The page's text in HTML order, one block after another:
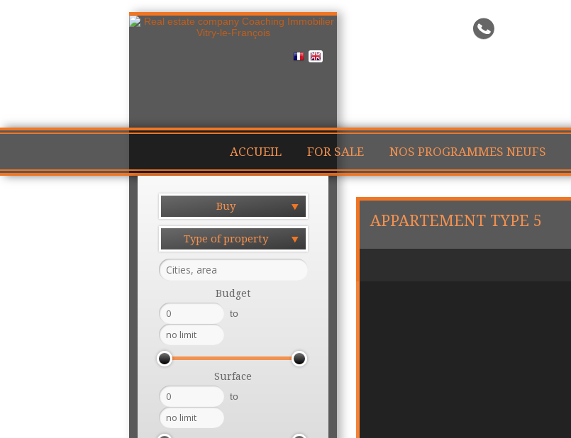
ACCUEIL FOR SALE NOS PROGRAMMES NEUFS
Buy
Type of property
Budget
to
Surface
to
APPARTEMENT TYPE 5